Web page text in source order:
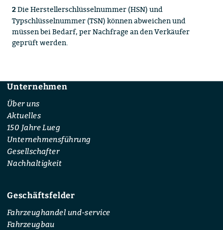
2Die Herstellerschlüsselnummer (HSN) und
Typschlüsselnummer (TSN) können abweichen und
müssen bei Bedarf, per Nachfrage an den Verkäufer
geprüft werden.
Footer
Unternehmen
Über uns
Aktuelles
150 Jahre Lueg
Unternehmensführung
Gesellschafter
Nachhaltigkeit
Geschäftsfelder
Fahrzeughandel und-service
Fahrzeugbau